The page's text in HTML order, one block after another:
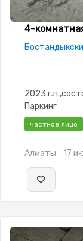
4-
2023
Паркинг
частное лицо
Алматы 17